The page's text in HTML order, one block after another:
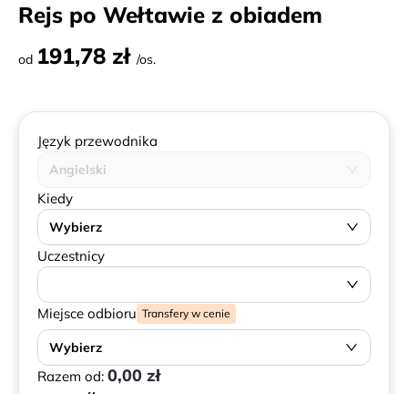
Rejs po Wełtawie z obiadem
od 191,78 zł /os.
Język przewodnika
Angielski
Kiedy
Wybierz
Uczestnicy
Miejsce odbioru Transfery w cenie
Wybierz
Razem od: 0,00 zł